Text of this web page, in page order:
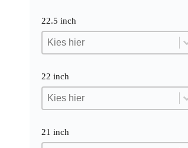
22.5 inch
22.5 inch
22.5 inch
22.5 inch
22 inch
22 inch
22 inch
22 inch
21 inch